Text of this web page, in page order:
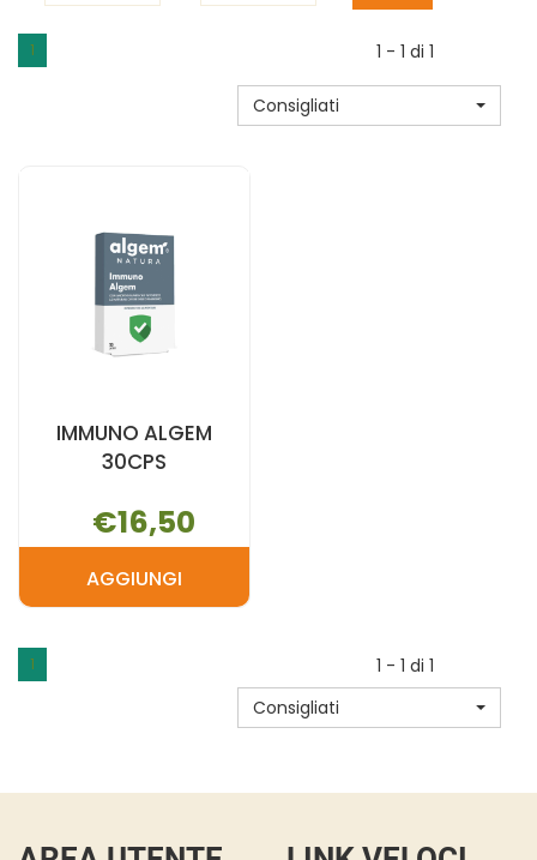
1 1 - 1 di 1
Consigliati
IMMUNO ALGEM
30CPS
€16,50
AGGIUNGIAGGIUNGI IMMUNO
CARRELLO
1
1 - 1 di 1
Consigliati